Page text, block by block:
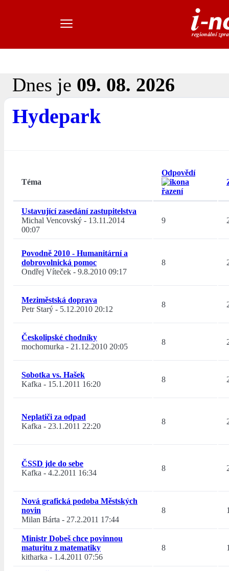
Dnes je 09. 08. 2026
Hydepark
Téma
Odpovědí
Ustavující zasedání zastupitelstva
Michal Vencovský - 13.11.2014
00:07
9
Povodně 2010 - Humanitární a
dobrovolnická pomoc
Ondřej Víteček - 9.8.2010 09:17
8
Meziměstská doprava
Petr Starý - 5.12.2010 20:12
8
Českolipské chodníky
mochomurka - 21.12.2010 20:05
8
Sobotka vs. Hašek
Kafka - 15.1.2011 16:20
8
Neplatiči za odpad
Kafka - 23.1.2011 22:20
8
ČSSD jde do sebe
Kafka - 4.2.2011 16:34
8
Nová grafická podoba Městských
novin
Milan Bárta - 27.2.2011 17:44
8
Ministr Dobeš chce povinnou
maturitu z matematiky
kitharka - 1.4.2011 07:56
8